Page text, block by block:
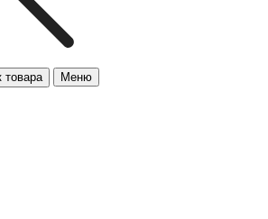
Меню